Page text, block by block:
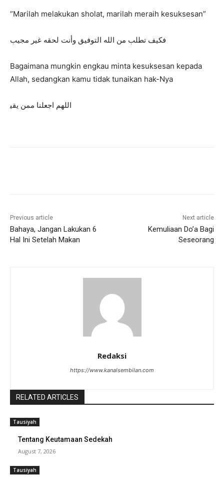
“Marilah melakukan sholat, marilah meraih kesuksesan”
ﻓﻜﻴﻒ ﺗﻄﻠﺐ ﻣﻦ ﺍﻟﻠﻪ ﺍﻟﺘﻮﻓﻴﻖ ﻭﺃﻧﺖ ﻟﺤﻘﻪ ﻏﻴﺮ ﻣﺠﻴﺐ
Bagaimana mungkin engkau minta kesuksesan kepada
Allah, sedangkan kamu tidak tunaikan hak-Nya
ﺍﻟﻠﻬﻢ ﺍﺟﻌﻠﻨﺎ ﻣﻤﻦ ﻳﻘﻴ
Previous article
Bahaya, Jangan Lakukan 6
Hal Ini Setelah Makan
Next article
Kemuliaan Do’a Bagi
Seseorang
Redaksi
https://www.kanalsembilan.com
RELATED ARTICLES
Tausiyah
Tentang Keutamaan Sedekah
August 7, 2026
Tausiyah